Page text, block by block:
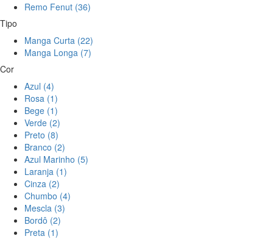
Remo Fenut (36)
Tipo
Manga Curta (22)
Manga Longa (7)
Cor
Azul (4)
Rosa (1)
Bege (1)
Verde (2)
Preto (8)
Branco (2)
Azul Marinho (5)
Laranja (1)
Cinza (2)
Chumbo (4)
Mescla (3)
Bordô (2)
Preta (1)